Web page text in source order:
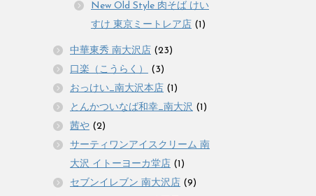
New Old Style 肉そば けい
すけ 東京ミートレア店 (1)
中華東秀 南大沢店 (23)
口楽（こうらく）
(3)
おっけい_南大沢本店 (1)
とんかついなば和幸_南大沢 (1)
茜や (2)
サーティワンアイスクリーム 南
大沢 イトーヨーカ堂店 (1)
セブンイレブン 南大沢店 (9)